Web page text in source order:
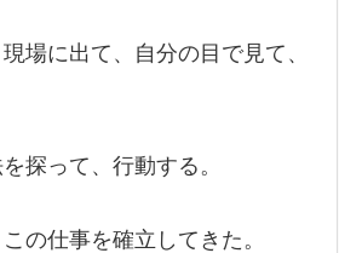
場に出て、自分の目で見て、
探って、行動する。
の仕事を確立してきた。